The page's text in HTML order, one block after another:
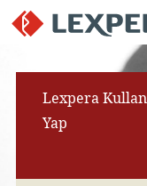
Lexpera
Yap